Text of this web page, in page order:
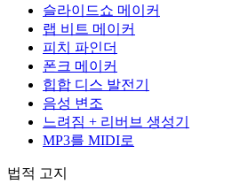
슬라이드쇼 메이커
랩 비트 메이커
피치 파인더
폰크 메이커
힙합 디스 발전기
음성 변조
느려짐 + 리버브 생성기
MP3를 MIDI로
법적 고지